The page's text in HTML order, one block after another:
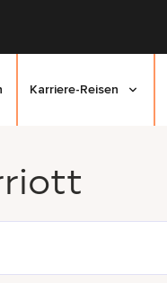
Karriere-Reisen